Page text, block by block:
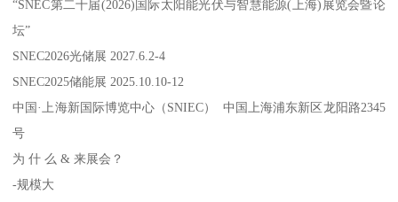
“SNEC第二十届(2026)国际太阳能光伏与智慧能源(上海)展览会暨论
坛”
SNEC2026光储展 2027.6.2-4
SNEC2025储能展 2025.10.10-12
中国·上海新国际博览中心（SNIEC） 中国上海浦东新区龙阳路2345
号
为 什 么 & 来展会？
-规模大